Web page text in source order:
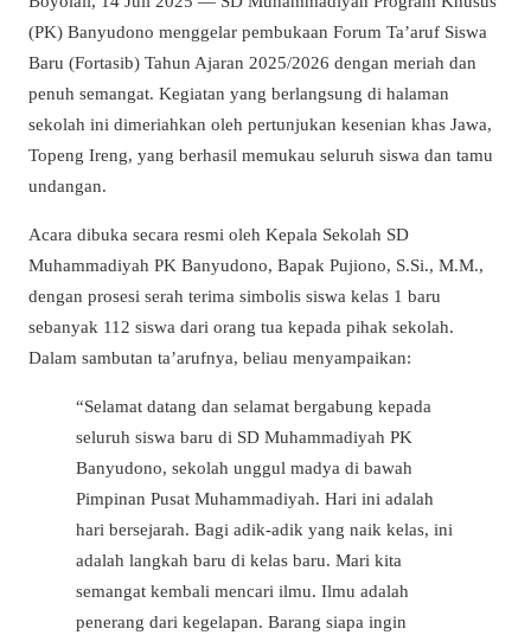
(PK) Banyudono menggelar pembukaan Forum Ta’aruf Siswa
Baru (Fortasib) Tahun Ajaran 2025/2026 dengan meriah dan
penuh semangat. Kegiatan yang berlangsung di halaman
sekolah ini dimeriahkan oleh pertunjukan kesenian khas Jawa,
Topeng Ireng, yang berhasil memukau seluruh siswa dan tamu
undangan.
Acara dibuka secara resmi oleh Kepala Sekolah SD
Muhammadiyah PK Banyudono, Bapak Pujiono, S.Si., M.M.,
dengan prosesi serah terima simbolis siswa kelas 1 baru
sebanyak 112 siswa dari orang tua kepada pihak sekolah.
Dalam sambutan ta’arufnya, beliau menyampaikan:
“Selamat datang dan selamat bergabung kepada
seluruh siswa baru di SD Muhammadiyah PK
Banyudono, sekolah unggul madya di bawah
Pimpinan Pusat Muhammadiyah. Hari ini adalah
hari bersejarah. Bagi adik-adik yang naik kelas, ini
adalah langkah baru di kelas baru. Mari kita
semangat kembali mencari ilmu. Ilmu adalah
penerang dari kegelapan. Barang siapa ingin